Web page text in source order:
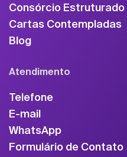
Consórcio Estruturado
Cartas Contempladas
Blog
Atendimento
Telefone
E-mail
WhatsApp
Formulário de Contato